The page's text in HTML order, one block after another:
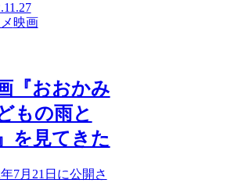
映画
『おおかみ
もの雨と
を見てきた
年7月21日に公開さ